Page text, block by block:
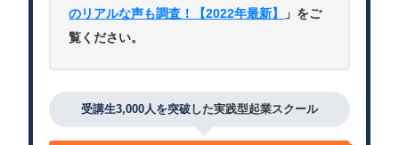
のリアルな声も調査！【2022年最新】
」をご
覧ください。
受講生3,000人を突破 した実践型起業スクール